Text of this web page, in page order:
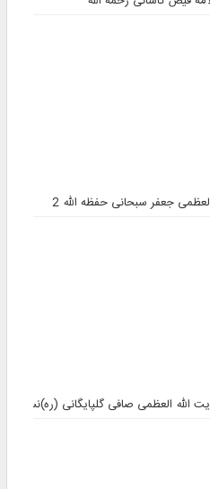
جعفر سبحانی حفظه الله 2
الله العظمی صافی گلپایگانی (ره)نسخه 2